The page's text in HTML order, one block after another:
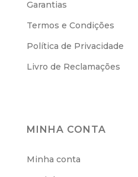
Garantias
Termos e Condições
Política de Privacidade
Livro de Reclamações
MINHA CONTA
Minha conta